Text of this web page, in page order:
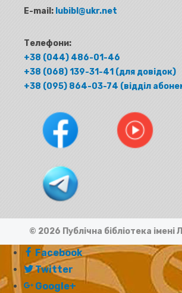
E-mail: lubibl@ukr.net
Телефони:
+38 (044) 486-01-46
+38 (068) 139-31-41 (для довідок)
+38 (095) 864-03-74 (відділ
© 2026 Публічна бібліотека імені
Facebook
Twitter
Google+